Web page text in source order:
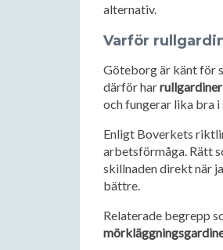
alternativ.
Varför
Göteborg är känt för
därför har
och fungerar lika bra
Enligt Boverkets
arbetsförmåga. Rätt
skillnaden direkt när
bättre.
Relaterade begrepp